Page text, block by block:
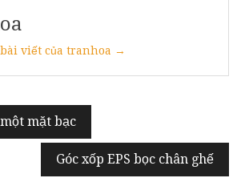
bài viết của tranhoa →
mặt bạc
Góc xốp EPS bọc chân ghế